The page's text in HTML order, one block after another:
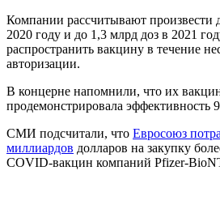
Компании рассчитывают произвести
2020 году и до 1,3 млрд доз в 2021
распространить вакцину в течение
авторизации.
В концерне напомнили, что их
продемонстрировала эффективность
СМИ подсчитали, что Евросоюз
миллиардов долларов на закупку
COVID-вакцин компаний Pfizer-